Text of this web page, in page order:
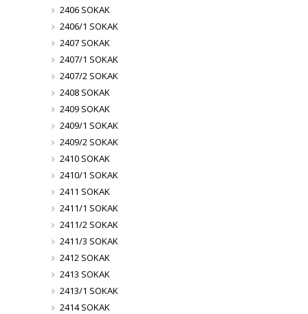
2406 SOKAK
2406/1 SOKAK
2407 SOKAK
2407/1 SOKAK
2407/2 SOKAK
2408 SOKAK
2409 SOKAK
2409/1 SOKAK
2409/2 SOKAK
2410 SOKAK
2410/1 SOKAK
2411 SOKAK
2411/1 SOKAK
2411/2 SOKAK
2411/3 SOKAK
2412 SOKAK
2413 SOKAK
2413/1 SOKAK
2414 SOKAK